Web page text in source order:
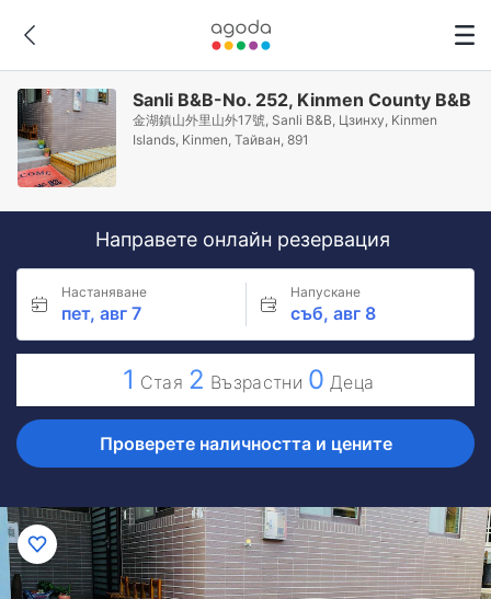
Sanli B&B-No. 252, Kinmen County B&B
金湖鎮山外里山外17號, Sanli B&B, Цзинху, Kinmen
Islands, Kinmen, Тайван, 891
Направете онлайн резервация
Настаняване
пет, авг 7
Напускане
съб, авг 8
1 Стая 2 Възрастни 0 Деца
Проверете наличността и цените